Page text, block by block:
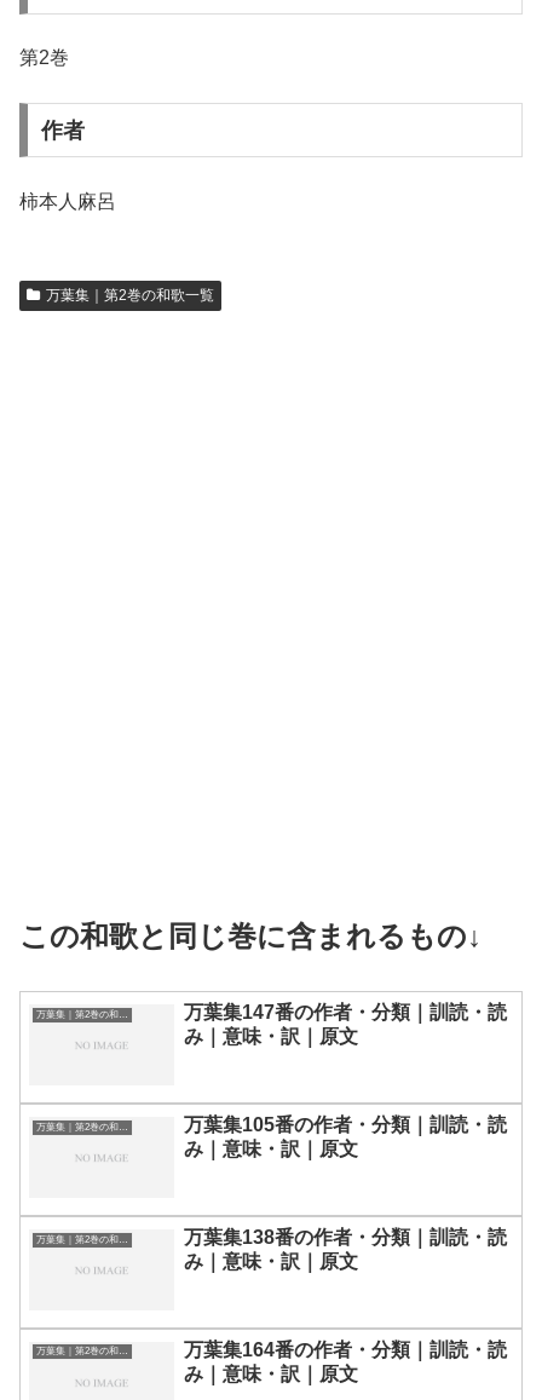
第2巻
作者
柿本人麻呂
万葉集｜第2巻の和歌一覧
この和歌と同じ巻に含まれるもの↓
万葉集147番の作者・分類｜訓読・読
み｜意味・訳｜原文
万葉集｜第2巻の和歌一覧
万葉集105番の作者・分類｜訓読・読
み｜意味・訳｜原文
万葉集｜第2巻の和歌一覧
万葉集138番の作者・分類｜訓読・読
み｜意味・訳｜原文
万葉集｜第2巻の和歌一覧
万葉集164番の作者・分類｜訓読・読
み｜意味・訳｜原文